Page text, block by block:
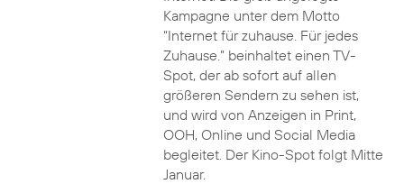
Kampagne unter dem Motto
“Internet für zuhause. Für jedes
Zuhause.” beinhaltet einen TV-
Spot, der ab sofort auf allen
größeren Sendern zu sehen ist,
und wird von Anzeigen in Print,
OOH, Online und Social Media
begleitet. Der Kino-Spot folgt Mitte
Januar.